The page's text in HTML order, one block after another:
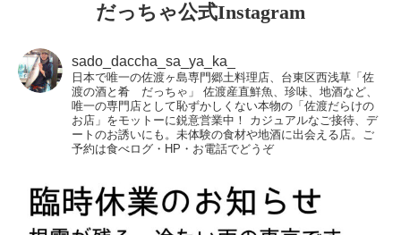
だっちゃ公式Instagram
sado_daccha_sa_ya_ka_
日本で唯一の佐渡ヶ島専門郷土料理店、台東区西浅草「佐
渡の酒と肴 だっちゃ」
佐渡産直鮮魚、珍味、地酒など、
唯一の専門店として恥ずかしくない本物の「佐渡だらけの
お店」をモットーに鋭意営業中！
カジュアルなご接待、デ
ートのお誘いにも。未体験の食材や地酒に出会える店。ご
予約は食べログ・HP・お電話でどうぞ